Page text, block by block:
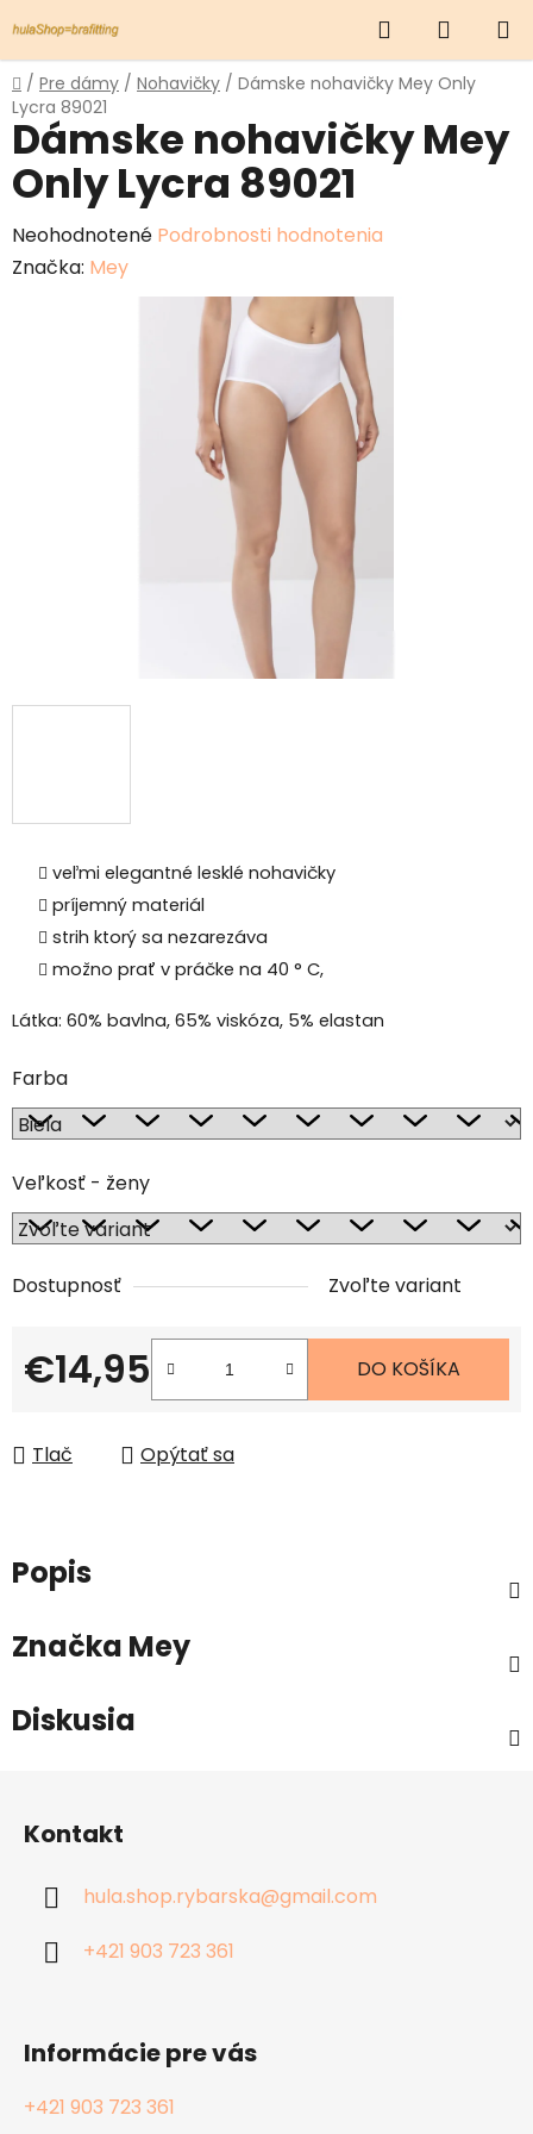
na
obsah
Hľadať
KOŠÍK
Domov
/ Pre dámy / Nohavičky / Dámske nohavičky Mey Only
Lycra 89021
veľmi elegantné lesklé nohavičky
príjemný materiál
strih ktorý sa nezarezáva
možno prať v práčke na 40 ° C,
Látka: 60% bavlna, 65% viskóza, 5% elastan
Farba
Veľkosť - ženy
Dostupnosť Zvoľte variant
€14,95
Jednotková cena:
DO KOŠÍKA
Tlač Opýtať sa
Dámske nohavičky Mey
Only Lycra 89021
Priemerné
hodnotenie
Neohodnotené Podrobnosti hodnotenia
Značka: Mey
Popis
Značka Mey
Diskusia
Kontakt
hula.shop.rybarska@gmail.com
+421 903 723 361
Informácie pre vás
+421 903 723 361